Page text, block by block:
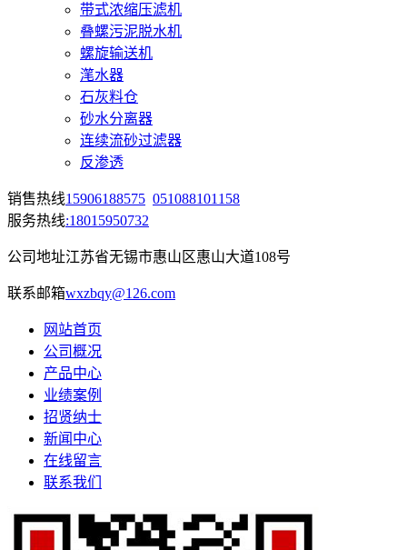
带式浓缩压滤机
叠螺污泥脱水机
螺旋输送机
滗水器
石灰料仓
砂水分离器
连续流砂过滤器
反渗透
销售热线15906188575 051088101158
服务热线:18015950732
公司地址江苏省无锡市惠山区惠山大道108号
联系邮箱wxzbqy@126.com
网站首页
公司概况
产品中心
业绩案例
招贤纳士
新闻中心
在线留言
联系我们